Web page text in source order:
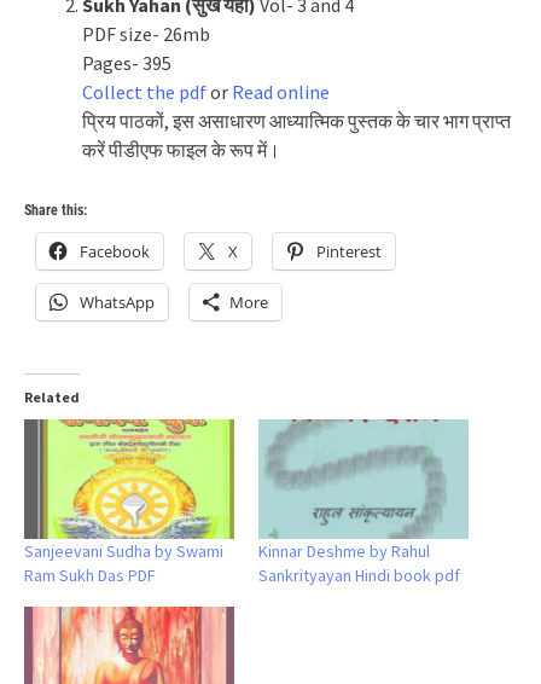
Sukh Yahan (सुख यहाँ) Vol- 3 and 4
PDF size- 26mb
Pages- 395
Collect the pdfor Read online
प्रिय पाठकों, इस असाधारण आध्यात्मिक पुस्तक के चार भाग प्राप्त
करें पीडीएफ फाइल के रूप में।
Share this:
Facebook X Pinterest
WhatsApp More
Related
Sanjeevani Sudha by Swami
Ram Sukh Das PDF
Kinnar Deshme by Rahul
Sankrityayan Hindi book pdf